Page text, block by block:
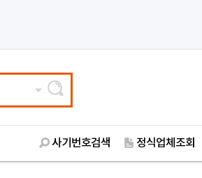
사기번호검색 정식업체조회